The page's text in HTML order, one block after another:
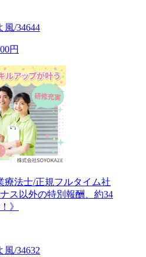
風/34644
円
療法士/正規フルタイム社
ス以外の特別報酬、約34
》
風/34632